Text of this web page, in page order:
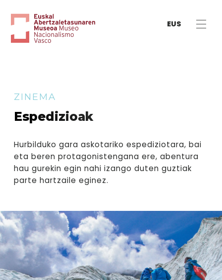
EUS
ZINEMA
Espedizioak
Hurbilduko gara askotariko espediziotara, bai
eta beren protagonistengana ere, abentura
hau gurekin egin nahi izango duten guztiak
parte hartzaile eginez.